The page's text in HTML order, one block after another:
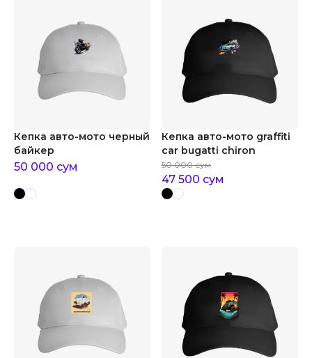
Кепка авто-мото черный
байкер
50 000 сум
Кепка авто-мото graffiti
car bugatti chiron
50 000 сум
47 500 сум